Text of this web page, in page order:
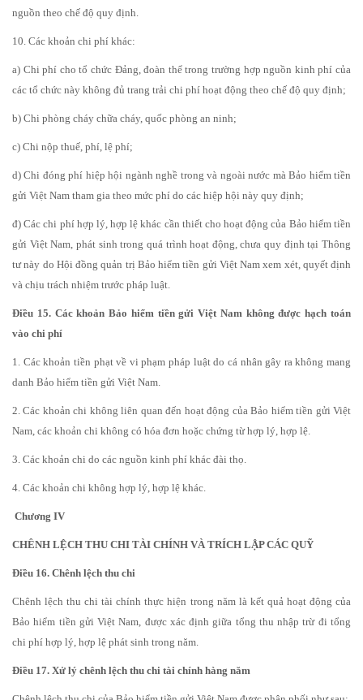
nguồn theo chế độ quy định.
10. Các khoản chi phí khác:
a) Chi phí cho tổ chức Đảng, đoàn thể trong trường hợp nguồn kinh phí của
các tổ chức này không đủ trang trải chi phí hoạt động theo chế độ quy định;
b) Chi phòng cháy chữa cháy, quốc phòng an ninh;
c) Chi nộp thuế, phí, lệ phí;
d) Chi đóng phí hiệp hội ngành nghề trong và ngoài nước mà Bảo hiểm tiền
gửi Việt Nam tham gia theo mức phí do các hiệp hội này quy định;
đ) Các chi phí hợp lý, hợp lệ khác cần thiết cho hoạt động của Bảo hiểm tiền
gửi Việt Nam, phát sinh trong quá trình hoạt động, chưa quy định tại Thông
tư này do Hội đồng quản trị Bảo hiểm tiền gửi Việt Nam xem xét, quyết định
và chịu trách nhiệm trước pháp luật.
Điều 15. Các khoản Bảo hiểm tiền gửi Việt Nam không được hạch toán
vào chi phí
1. Các khoản tiền phạt về vi phạm pháp luật do cá nhân gây ra không mang
danh Bảo hiểm tiền gửi Việt Nam.
2. Các khoản chi không liên quan đến hoạt động của Bảo hiểm tiền gửi Việt
Nam, các khoản chi không có hóa đơn hoặc chứng từ hợp lý, hợp lệ.
3. Các khoản chi do các nguồn kinh phí khác đài thọ.
4. Các khoản chi không hợp lý, hợp lệ khác.
Chương IV
CHÊNH LỆCH THU CHI TÀI CHÍNH VÀ TRÍCH LẬP CÁC QUỸ
Điều 16. Chênh lệch thu chi
Chênh lệch thu chi tài chính thực hiện trong năm là kết quả hoạt động của
Bảo hiểm tiền gửi Việt Nam, được xác định giữa tổng thu nhập trừ đi tổng
chi phí hợp lý, hợp lệ phát sinh trong năm.
Điều 17. Xử lý chênh lệch thu chi tài chính hàng năm